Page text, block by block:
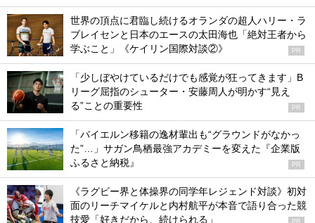
世界の頂点に君臨し続けるオランダの超人ハリー・ラ
ブレイセンと日本のエースの太田海也「絶対王者から
学ぶこと」《ケイリン国際対談②》
PR
「少しぼやけているだけでも感覚が狂ってきます」B
リーグ屈指のシューター・安藤周人が明かす“見え
る”ことの重要性
PR
「バイエルン移籍の逸材輩出も“グラウンドがなかっ
た”…」サガン鳥栖最強アカデミーを変えた『企業版
ふるさと納税』
PR
《ラグビー界と体操界の同学年レジェンド対談》初対
面のリーチマイケルと内村航平が本音で語り合った競
技愛「好きだから、続けられる」